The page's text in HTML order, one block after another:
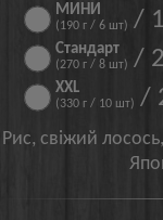
МИНИ
(190 г / 6 шт) /
Стандарт
(270 г / 8 шт) /
XXL
(330 г / 10 шт) /
Рис, свіжий